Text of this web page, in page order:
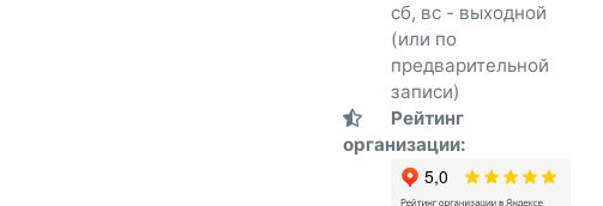
сб, вс - выходной
(или по
предварительной
записи)
Рейтинг
организации: